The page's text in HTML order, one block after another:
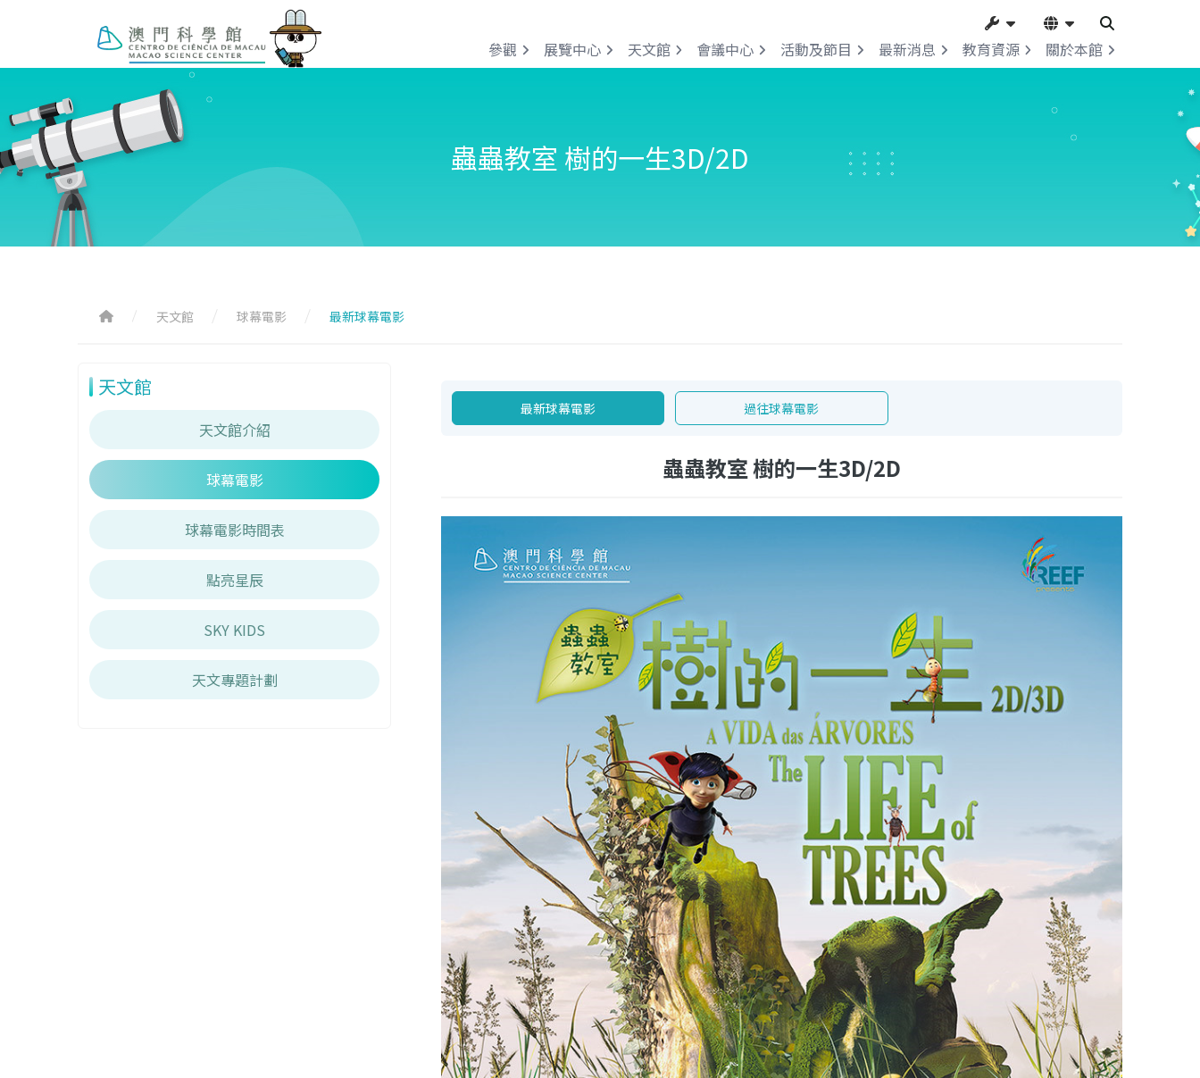
參觀 展覽中心 天文館 會議中心 活動及節目 最新消息 教育資源 關於本館
蟲蟲教室 樹的一生3D/2D
天文館 球幕電影 最新球幕電影
天文館
天文館介紹
球幕電影
球幕電影時間表
點亮星辰
SKY KIDS
天文專題計劃
最新球幕電影 過往球幕電影
蟲蟲教室 樹的一生3D/2D